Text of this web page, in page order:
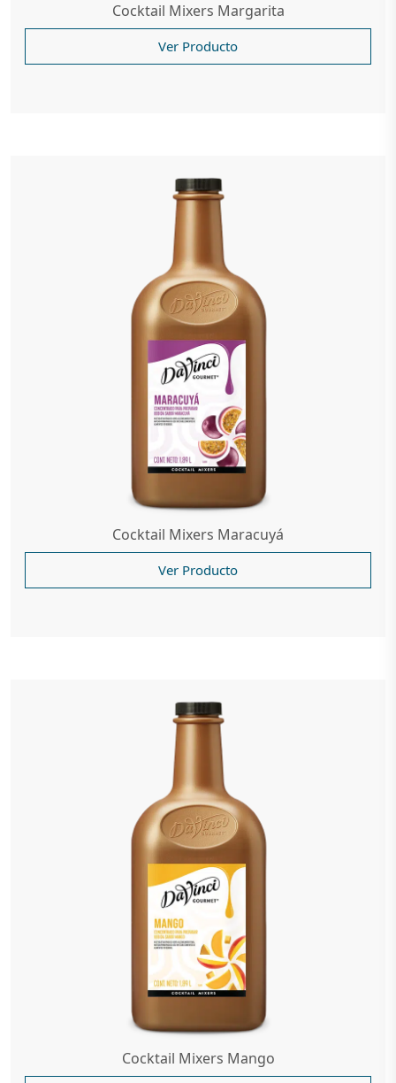
Cocktail Mixers Margarita
Ver Producto
Cocktail Mixers Maracuyá
Ver Producto
Cocktail Mixers Mango